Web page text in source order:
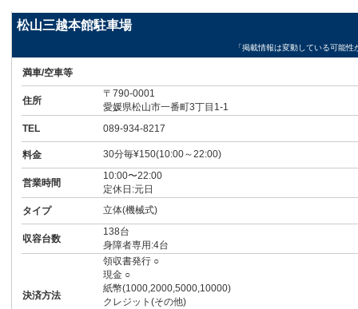
松山三越本館駐車場
「掲載情報は変動している可能
満車/空車等
住所
〒790-0001
愛媛県松山市一番町3丁目1-1
TEL
089-934-8217
料金 30分毎¥150(10:00～22:00)
営業時間
10:00〜22:00
定休日:元日
タイプ
立体(機械式)
収容台数
138台
身障者専用:4台
決済方法
領収書発行 ○
現金 ○
紙幣(1000,2000,5000,10000)
クレジット(その他)